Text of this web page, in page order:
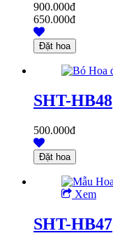
900.000đ
650.000đ
SHT-HB48
500.000đ
Xem
SHT-HB47